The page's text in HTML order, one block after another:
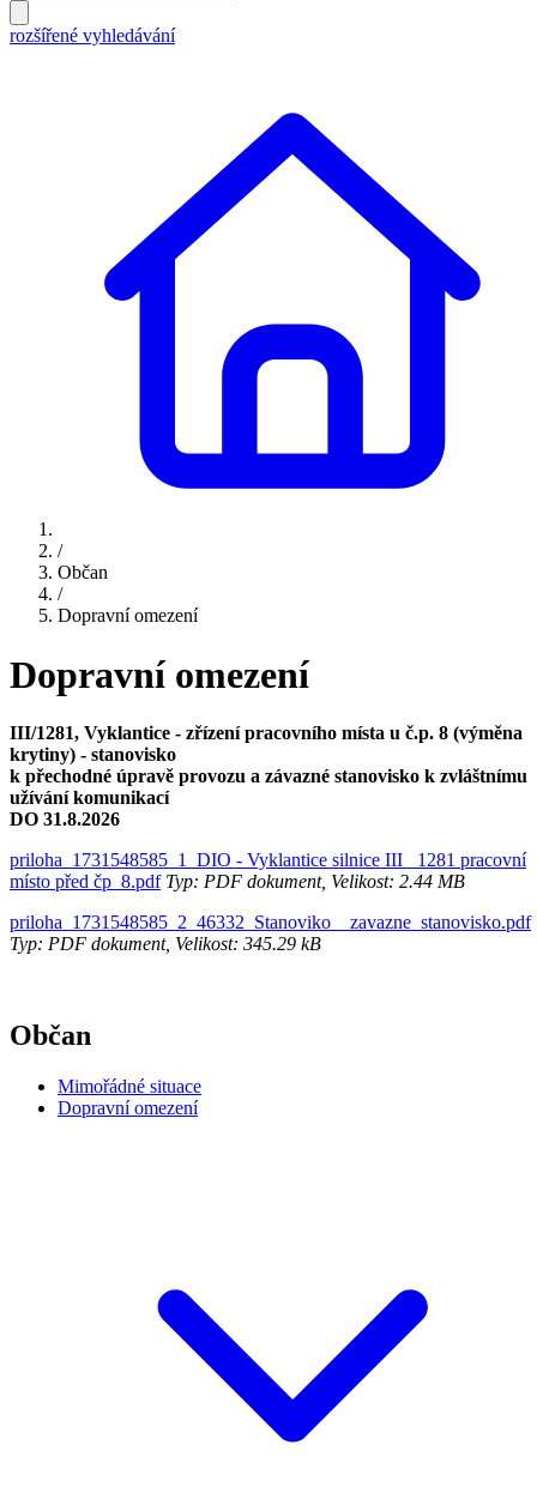
rozšířené vyhledávání
/
Občan
/
Dopravní omezení
Dopravní omezení
III/1281, Vyklantice - zřízení pracovního místa u č.p. 8 (výměna
krytiny) - stanovisko
k přechodné úpravě provozu a závazné stanovisko k zvláštnímu
užívání komunikací
DO 31.8.2026
priloha_1731548585_1_DIO - Vyklantice silnice III_ 1281 pracovní
místo před čp_8.pdfTyp: PDF dokument, Velikost: 2.44 MB
priloha_1731548585_2_46332_Stanoviko__zavazne_stanovisko.pdf
Typ: PDF dokument, Velikost: 345.29 kB
Občan
Mimořádné situace
Dopravní omezení